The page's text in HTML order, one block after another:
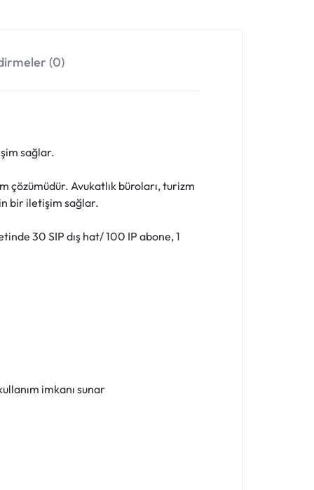
(0)
sağlar.
çözümüdür. Avukatlık büroları, turizm
bir iletişim sağlar.
30 SIP dış hat/ 100 IP abone, 1
imkanı sunar